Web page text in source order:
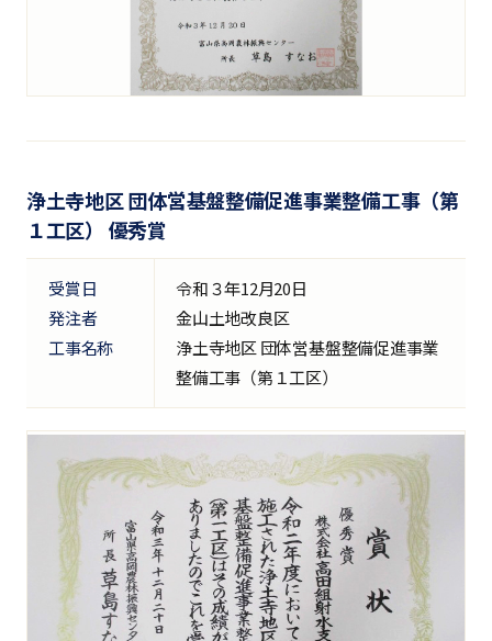
浄土寺地区 団体営基盤整備促進事業整備工事（第
１工区） 優秀賞
受賞日
令和３年12月20日
発注者
金山土地改良区
工事名称
浄土寺地区 団体営基盤整備促進事業
整備工事（第１工区）